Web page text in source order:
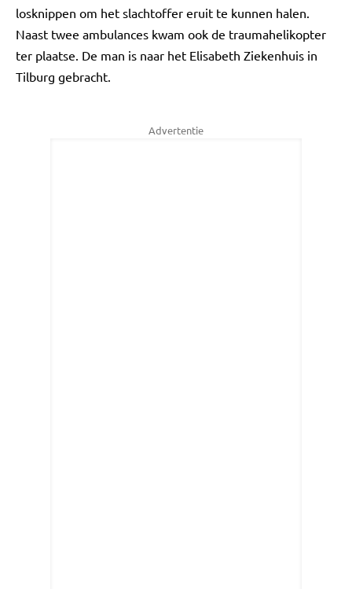
losknippen om het slachtoffer eruit te kunnen halen.
Naast twee ambulances kwam ook de traumahelikopter
ter plaatse. De man is naar het Elisabeth Ziekenhuis in
Tilburg gebracht.
Advertentie